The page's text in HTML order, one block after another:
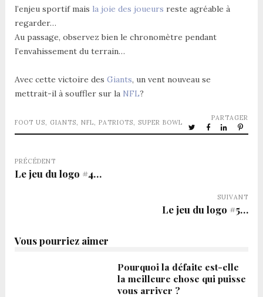
l’enjeu sportif mais la joie des joueurs reste agréable à
regarder…
Au passage, observez bien le chronomètre pendant
l’envahissement du terrain…
Avec cette victoire des Giants, un vent nouveau se
mettrait-il à souffler sur la NFL?
FOOT US, GIANTS, NFL, PATRIOTS, SUPER BOWL
PARTAGER
PRÉCÉDENT
Le jeu du logo #4…
SUIVANT
Le jeu du logo #5…
Vous pourriez aimer
Pourquoi la défaite est-elle
la meilleure chose qui puisse
vous arriver ?